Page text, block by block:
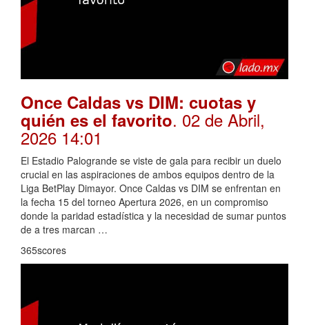
Once Caldas vs DIM: cuotas y
quién es el favorito. 02 de Abril,
2026 14:01
El Estadio Palogrande se viste de gala para recibir un duelo
crucial en las aspiraciones de ambos equipos dentro de la
Liga BetPlay Dimayor. Once Caldas vs DIM se enfrentan en
la fecha 15 del torneo Apertura 2026, en un compromiso
donde la paridad estadística y la necesidad de sumar puntos
de a tres marcan …
365scores